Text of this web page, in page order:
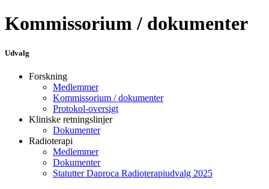
Kommissorium / dokumenter
Udvalg
Forskning
Medlemmer
Kommissorium / dokumenter
Protokol-oversigt
Kliniske retningslinjer
Dokumenter
Radioterapi
Medlemmer
Dokumenter
Statutter Daproca Radioterapiudvalg 2025